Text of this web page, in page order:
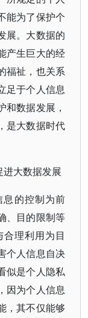
能为了保护个
展。大数据的
产生巨大的经
福祉，也关系
足于个人信息
数据发展，
是大数据时代
进大数据发展
息的控制为前
、目的限制等
理利用为目
个人信息自决
似是个人隐私
因为个人信息
，其不仅能够